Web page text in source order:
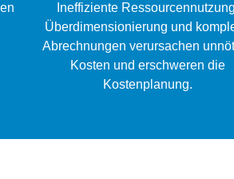
Ineffiziente
Überdimensionierung und
Abrechnungen verursachen
Kosten und erschweren die
Kostenplanung.